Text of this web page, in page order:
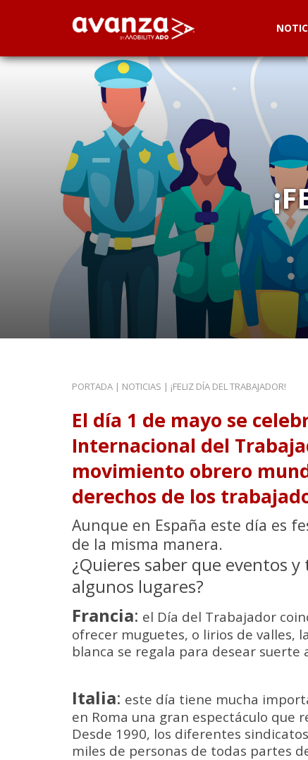
PORTADA | NOTICIAS | ¡FELIZ DÍA DEL TRABAJADOR!
El día 1 de mayo se
Internacional del
movimiento obrero
derechos de los
Aunque en España este día es
de la misma manera.
¿Quieres saber que eventos
algunos lugares?
Francia: el Día del Trabajador
ofrecer muguetes, o lirios de valles,
blanca se regala para desear suerte
Italia: este día tiene mucha
en Roma una gran espectáculo que
Desde 1990, los diferentes
miles de personas de todas partes